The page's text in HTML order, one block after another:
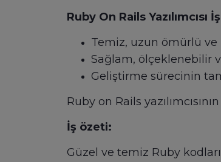
Ruby On Rails Yazılımcısı
Temiz, uzun ömürlü
Sağlam, ölçeklenebilir
Geliştirme sürecinin
Ruby on Rails
İş özeti:
Güzel ve temiz Ruby